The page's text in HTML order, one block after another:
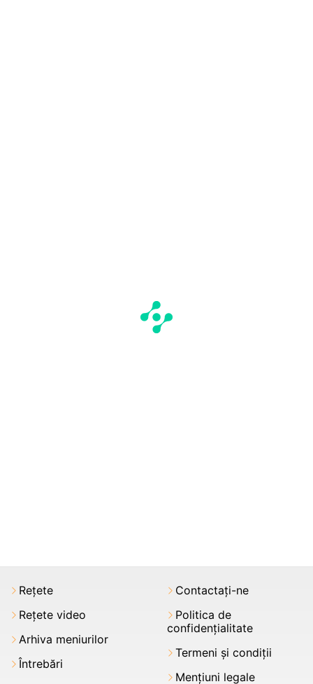
Rețete
Rețete video
Arhiva meniurilor
Întrebări
Contactați-ne
Politica de
confidențialitate
Termeni şi condiții
Mențiuni legale